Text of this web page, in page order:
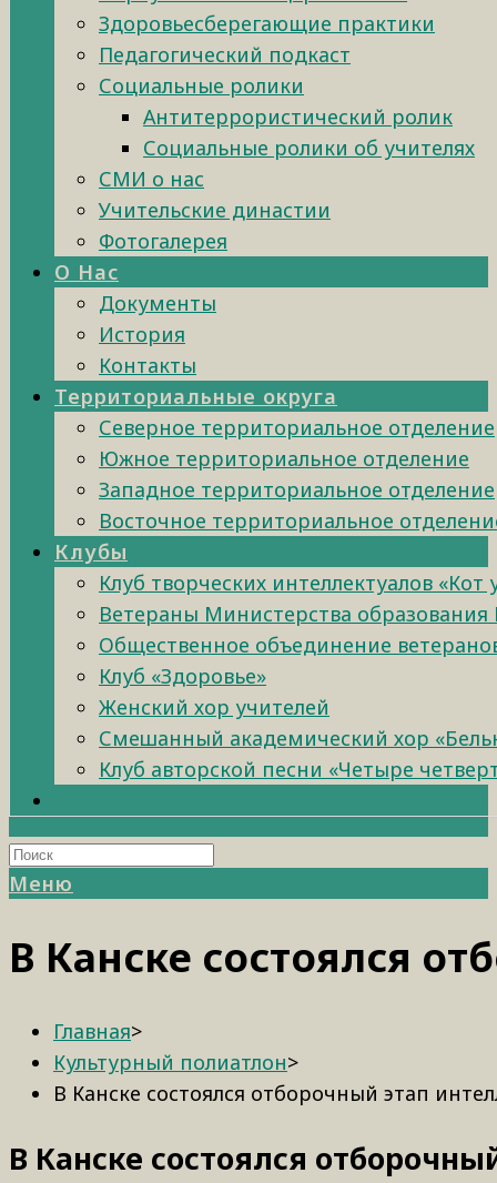
Здоровьесберегающие практики
Педагогический подкаст
Социальные ролики
Антитеррористический ролик
Социальные ролики об учителях
СМИ о нас
Учительские династии
Фотогалерея
О Нас
Документы
История
Контакты
Территориальные округа
Северное территориальное отделение
Южное территориальное отделение
Западное территориальное отделение
Восточное территориальное
Клубы
Клуб творческих интеллектуалов «Кот
Ветераны Министерства образования
Общественное объединение
Клуб «Здоровье»
Женский хор учителей
Смешанный академический хор
Клуб авторской песни «Четыре
Меню
В Канске состоялся
Главная>
Культурный полиатлон>
В Канске состоялся отборочный этап
В Канске состоялся